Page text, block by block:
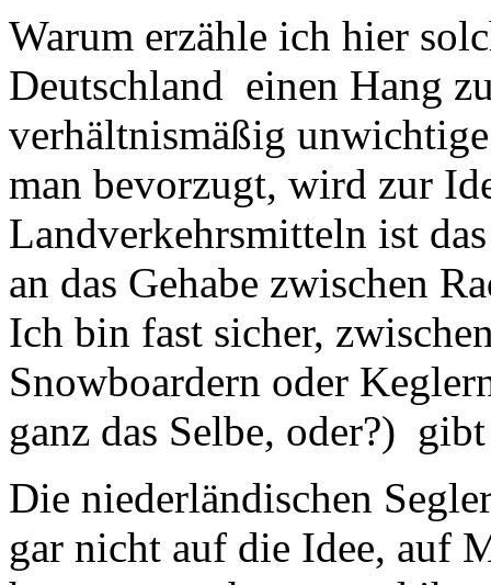
Warum erzähle ich hier
Deutschland einen Hang
verhältnismäßig
man bevorzugt, wird zur
Landverkehrsmitteln ist
an das Gehabe zwischen
Ich bin fast sicher,
Snowboardern oder
ganz das Selbe, oder?)
Die niederländischen
gar nicht auf die Idee, auf